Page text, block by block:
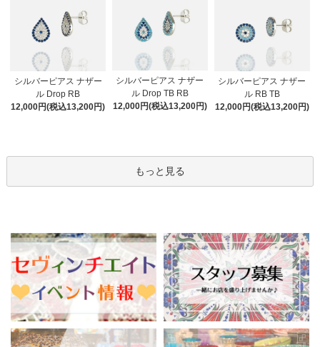
シルバーピアス ナザー
ル Drop RB
12,000円(税込13,200円)
シルバーピアス ナザー
ル Drop TB RB
12,000円(税込13,200円)
シルバーピアス ナザー
ル RB TB
12,000円(税込13,200円)
もっと見る